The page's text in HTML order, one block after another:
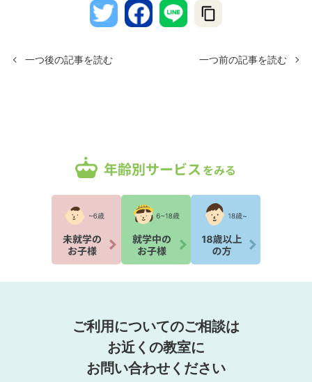
一つ後の記事を読む 一つ前の記事を読む
ご利用についてのご相談は
お近くの教室に
お問い合わせください